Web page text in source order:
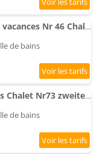
Neues, ruhiges Maison de vacances Nr 46 Chalet mit Meerblick 100 Meter zum Wattenmeer, komplett eingezäunt
de bains
Neues Maison de vacances Chalet Nr73 zweite Reihe direkt am Wattenmeer, komplett eingezäunt
de bains